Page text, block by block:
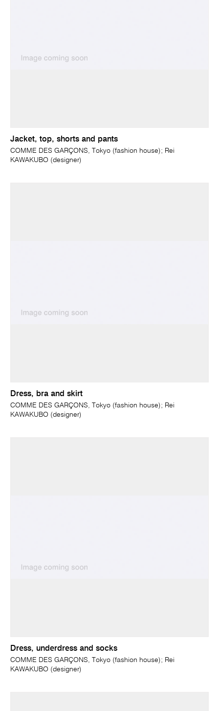
Jacket, top, shorts and pants
COMME DES GARÇONS, Tokyo (fashion house); Rei
KAWAKUBO (designer)
Dress, bra and skirt
COMME DES GARÇONS, Tokyo (fashion house); Rei
KAWAKUBO (designer)
Dress, underdress and socks
COMME DES GARÇONS, Tokyo (fashion house); Rei
KAWAKUBO (designer)